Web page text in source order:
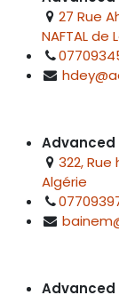
27 Rue
NAFTAL de
Advanced
322,
Algérie
Advanced